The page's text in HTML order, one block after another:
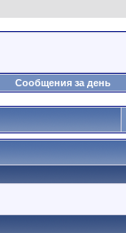
Сообщения за день